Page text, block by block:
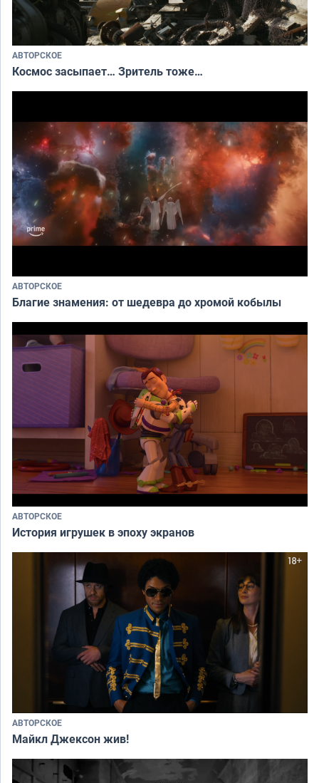
АВТОРСКОЕ
Космос засыпает… Зритель тоже…
АВТОРСКОЕ
Благие знамения: от шедевра до хромой кобылы
АВТОРСКОЕ
История игрушек в эпоху экранов
АВТОРСКОЕ
Майкл Джексон жив!